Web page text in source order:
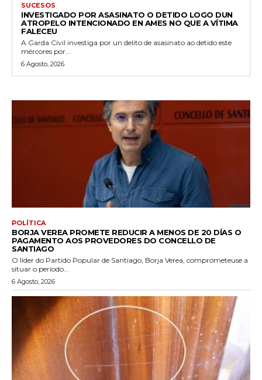
SUCESOS
INVESTIGADO POR ASASINATO O DETIDO LOGO DUN
ATROPELO INTENCIONADO EN AMES NO QUE A VÍTIMA
FALECEU
A Garda Civil investiga por un delito de asasinato ao detido este
mércores por...
6 Agosto, 2026
POLÍTICA
BORJA VEREA PROMETE REDUCIR A MENOS DE 20 DÍAS O
PAGAMENTO AOS PROVEDORES DO CONCELLO DE
SANTIAGO
O líder do Partido Popular de Santiago, Borja Verea, comprometeuse a
situar o período...
6 Agosto, 2026